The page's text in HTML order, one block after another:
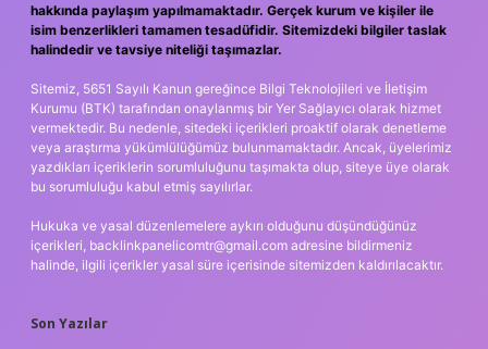
hakkında paylaşım yapılmamaktadır. Gerçek kurum ve kişiler ile
isim benzerlikleri tamamen tesadüfidir. Sitemizdeki bilgiler taslak
halindedir ve tavsiye niteliği taşımazlar.
Sitemiz, 5651 Sayılı Kanun gereğince Bilgi Teknolojileri ve İletişim
Kurumu (BTK) tarafından onaylanmış bir Yer Sağlayıcı olarak hizmet
vermektedir. Bu nedenle, sitedeki içerikleri proaktif olarak denetleme
veya araştırma yükümlülüğümüz bulunmamaktadır. Ancak, üyelerimiz
yazdıkları içeriklerin sorumluluğunu taşımakta olup, siteye üye olarak
bu sorumluluğu kabul etmiş sayılırlar.
Hukuka ve yasal düzenlemelere aykırı olduğunu düşündüğünüz
içerikleri, backlinkpanelicomtr@gmail.com adresine bildirmeniz
halinde, ilgili içerikler yasal süre içerisinde sitemizden kaldırılacaktır.
Son Yazılar